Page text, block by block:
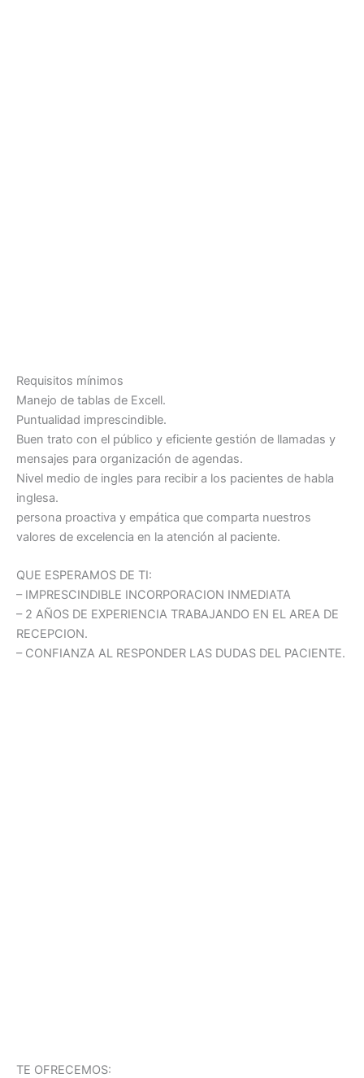
Requisitos mínimos
Manejo de tablas de Excell.
Puntualidad imprescindible.
Buen trato con el público y eficiente gestión de llamadas y
mensajes para organización de agendas.
Nivel medio de ingles para recibir a los pacientes de habla
inglesa.
persona proactiva y empática que comparta nuestros
valores de excelencia en la atención al paciente.
QUE ESPERAMOS DE TI:
– IMPRESCINDIBLE INCORPORACION INMEDIATA
– 2 AÑOS DE EXPERIENCIA TRABAJANDO EN EL AREA DE
RECEPCION.
– CONFIANZA AL RESPONDER LAS DUDAS DEL PACIENTE.
TE OFRECEMOS: